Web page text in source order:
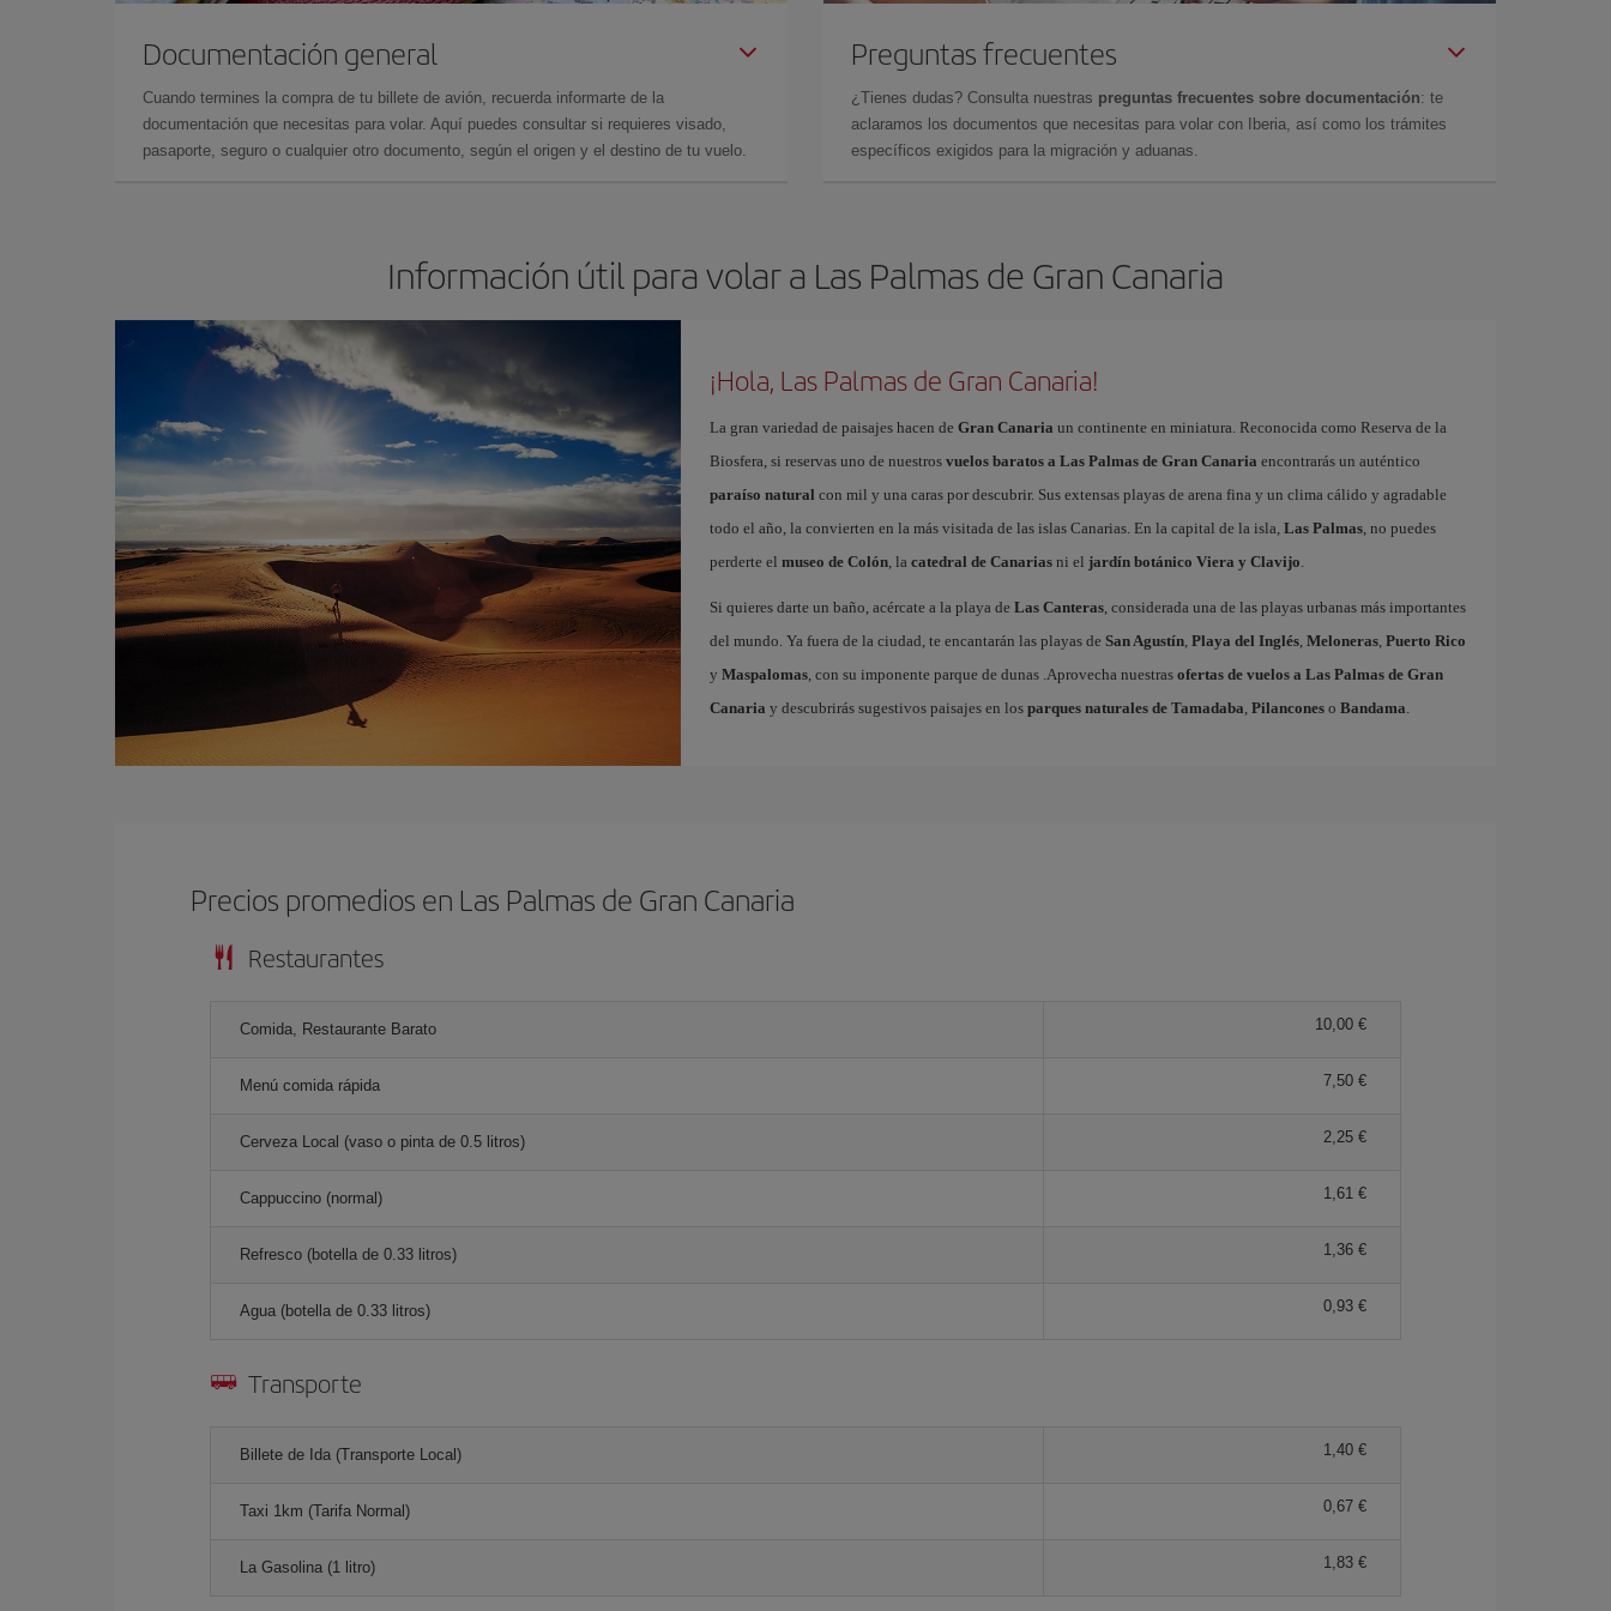
Documentación general
Cuando termines la compra de tu billete de avión, recuerda informarte de la
documentación que necesitas para volar. Aquí puedes consultar si requieres visado,
pasaporte, seguro o cualquier otro documento, según el origen y el destino de tu vuelo.
Preguntas frecuentes
¿Tienes dudas? Consulta nuestras preguntas frecuentes sobre documentación: te
aclaramos los documentos que necesitas para volar con Iberia, así como los trámites
específicos exigidos para la migración y aduanas.
Información útil para volar a Las Palmas de Gran Canaria
¡Hola, Las Palmas de Gran Canaria!
La gran variedad de paisajes hacen de Gran Canaria un continente en miniatura. Reconocida como Reserva de la
Biosfera, si reservas uno de nuestros vuelos baratos a Las Palmas de Gran Canaria encontrarás un auténtico
paraíso natural con mil y una caras por descubrir. Sus extensas playas de arena fina y un clima cálido y agradable
todo el año, la convierten en la más visitada de las islas Canarias. En la capital de la isla, Las Palmas, no puedes
perderte el museo de Colón, la catedral de Canariasni el jardín botánico Viera y Clavijo.
Si quieres darte un baño, acércate a la playa de Las Canteras, considerada una de las playas urbanas más importantes
del mundo. Ya fuera de la ciudad, te encantarán las playas de San Agustín, Playa del Inglés, Meloneras, Puerto Rico
y Maspalomas, con su imponente parque de dunas .Aprovecha nuestras ofertas de vuelos a Las Palmas de Gran
Canaria y descubrirás sugestivos paisajes en los parques naturales de Tamadaba, Pilanconeso Bandama.
Precios promedios en Las Palmas de Gran Canaria
Restaurantes
Comida, Restaurante Barato 10,00 €
Menú comida rápida 7,50 €
Cerveza Local (vaso o pinta de 0.5 litros) 2,25 €
Cappuccino (normal) 1,61 €
Refresco (botella de 0.33 litros) 1,36 €
Agua (botella de 0.33 litros) 0,93 €
Transporte
Billete de Ida (Transporte Local) 1,40 €
Taxi 1km (Tarifa Normal) 0,67 €
La Gasolina (1 litro) 1,83 €